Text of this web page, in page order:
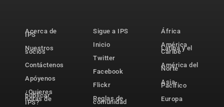
Acerca de
IPS
Nuestros
socios
Contáctenos
Apóyenos
¿Quieres
publicar
notas de
IPS?
Sigue a IPS
Inicio
Twitter
Facebook
Flickr
Reglas de
comunidad
África
América
Latina y el
Caribe
América del
Norte
Asia-
Pacífico
Europa